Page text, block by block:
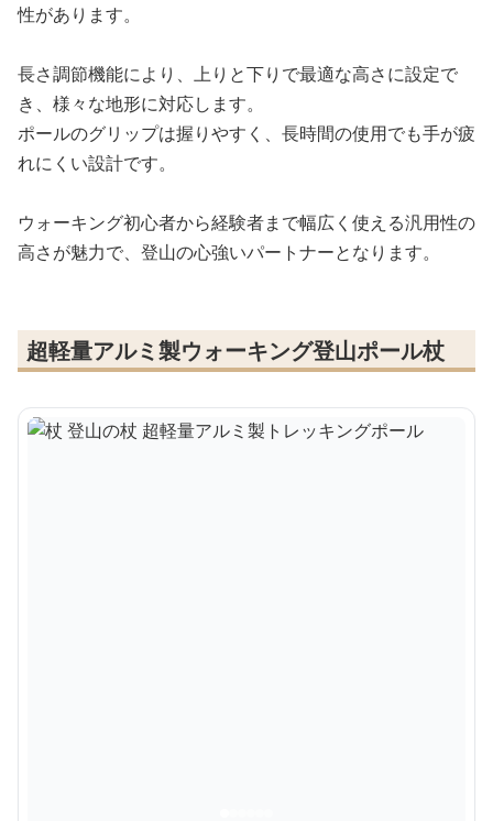
性があります。
長さ調節機能により、上りと下りで最適な高さに設定で
き、様々な地形に対応します。
ポールのグリップは握りやすく、長時間の使用でも手が疲
れにくい設計です。
ウォーキング初心者から経験者まで幅広く使える汎用性の
高さが魅力で、登山の心強いパートナーとなります。
超軽量アルミ製ウォーキング登山ポール杖